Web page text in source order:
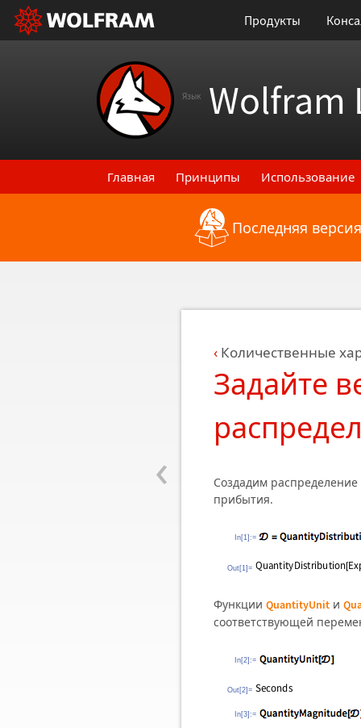
Продукты
Язык Wolfram
Главная Принципы Использование
Назад к последнимПоследняя
‹
Количественные
Задайте
Создадим
прибытия.
In[1]:=
Out[1]=
Функции QuantityUnit и
соответствующей
In[2]:=
Out[2]=
In[3]:=